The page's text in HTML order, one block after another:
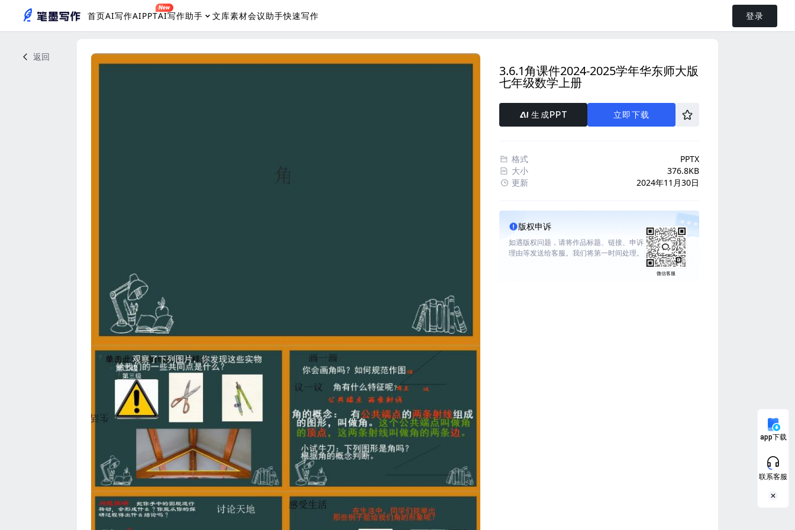
首页AI写作AIPPTAI写作助手 文库素材会议助手快速写作 登录
app下载
联系客服
返回
3.6.1角课件2024-2025学年华东师大版
七年级数学上册
生成PPT 立即下载
格式
PPTX
大小
376.8KB
更新
2024年11月30日
版权申诉
如遇版权问题，请将作品标题、链接、申诉
理由等发送给客服。我们将第一时间处理。
微信客服